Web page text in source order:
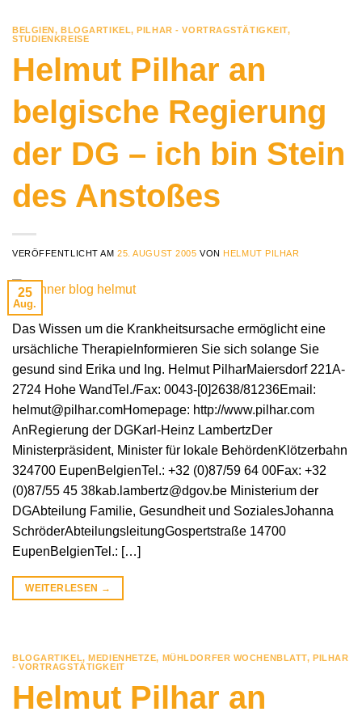
BELGIEN,BLOGARTIKEL,PILHAR - VORTRAGSTÄTIGKEIT,
STUDIENKREISE
Helmut Pilhar an
belgische Regierung
der DG – ich bin Stein
des Anstoßes
VERÖFFENTLICHT AM25. AUGUST 2005 VON HELMUT PILHAR
25
Aug.
Das Wissen um die Krankheitsursache ermöglicht eine
ursächliche TherapieInformieren Sie sich solange Sie
gesund sind Erika und Ing. Helmut PilharMaiersdorf 221A-
2724 Hohe WandTel./Fax: 0043-[0]2638/81236Email:
helmut@pilhar.comHomepage: http://www.pilhar.com
AnRegierung der DGKarl-Heinz LambertzDer
Ministerpräsident, Minister für lokale BehördenKlötzerbahn
324700 EupenBelgienTel.: +32 (0)87/59 64 00Fax: +32
(0)87/55 45 38kab.lambertz@dgov.be Ministerium der
DGAbteilung Familie, Gesundheit und SozialesJohanna
SchröderAbteilungsleitungGospertstraße 14700
EupenBelgienTel.: […]
WEITERLESEN →
BLOGARTIKEL,MEDIENHETZE, MÜHLDORFER WOCHENBLATT,PILHAR
- VORTRAGSTÄTIGKEIT
Helmut Pilhar an